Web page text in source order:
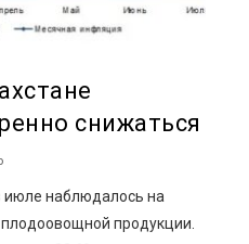
снижаться
наблюдалось на
продукции.